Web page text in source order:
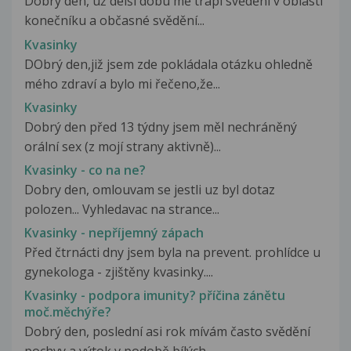
konečníku a občasné svědění...
Kvasinky
DObrý den,již jsem zde pokládala otázku ohledně
mého zdraví a bylo mi řečeno,že...
Kvasinky
Dobrý den před 13 týdny jsem měl nechráněný
orální sex (z mojí strany aktivně)...
Kvasinky - co na ne?
Dobry den, omlouvam se jestli uz byl dotaz
polozen... Vyhledavac na strance...
Kvasinky - nepříjemný zápach
Před čtrnácti dny jsem byla na prevent. prohlídce u
gynekologa - zjištěny kvasinky....
Kvasinky - podpora imunity? příčina zánětu
moč.měchýře?
Dobrý den, poslední asi rok mívám často svědění